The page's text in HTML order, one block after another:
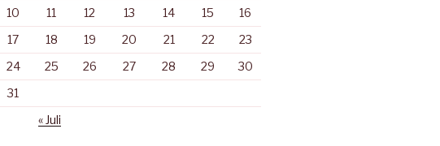
10
11 12 13 14 15
16
17
18 19 20 21 22
23
24
25 26 27 28 29
30
31
« Juli